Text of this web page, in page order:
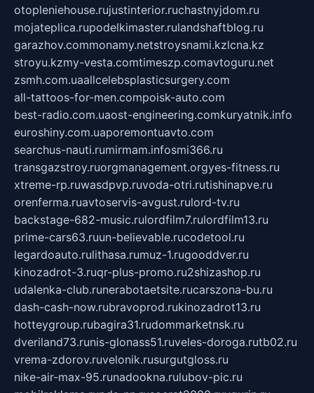
otopleniehouse.rujustinterior.ruchastnyjdom.ru
mojateplica.rupodelkimaster.rulandshaftblog.ru
garazhov.commonamy.netstroysnami.kzlcna.kz
stroyu.kzmy-vesta.comtimeszp.comavtoguru.net
zsmh.com.uaallcelebsplasticsurgery.com
all-tattoos-for-men.compoisk-auto.com
best-radio.com.uaost-engineering.comkuryatnik.info
euroshiny.com.uaporemontuavto.com
searchus-nauti.rumirmam.infosmi366.ru
transgazstroy.ruorgmanagement.orgyes-fitness.ru
xtreme-rp.ruwasdpvp.ruvoda-otri.rutishinapve.ru
orenferma.ruavtoservis-avgust.rulord-tv.ru
backstage-682-music.rulordfilm7.rulordfilm13.ru
prime-cars63.ruun-believable.rucodetool.ru
legardoauto.rulithasa.rumuz-1.rugooddver.ru
kinozadrot-3.ruqr-plus-promo.ru2shizashop.ru
udalenka-club.runerabotaetsite.rucarszona-bu.ru
dash-cash-now.rubravoprod.rukinozadrot13.ru
hotteygroup.rubagira31.rudommarketnsk.ru
dveriland73.runis-glonass51.ruveles-doroga.rutb02.ru
vrema-zdorov.ruvelonik.rusurgutgloss.ru
nike-air-max-95.runadookna.rulubov-pic.ru